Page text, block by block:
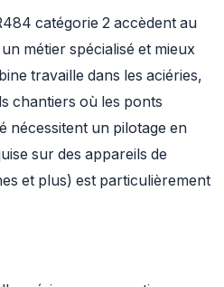
catégorie 2 accèdent au
métier spécialisé et mieux
travaille dans les aciéries,
chantiers où les ponts
nécessitent un pilotage en
sur des appareils de
et plus) est particulièrement